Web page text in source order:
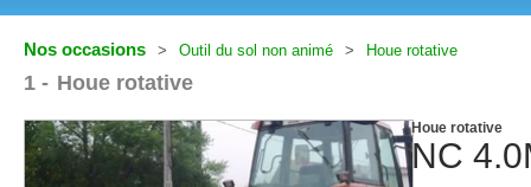
Nos occasions Outil du sol non animé Houe rotative
1 Houe rotative
NC
Houe rotative